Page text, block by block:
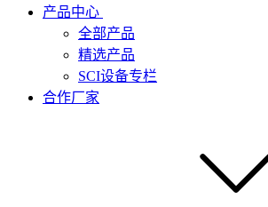
产品中心
全部产品
精选产品
SCI设备专栏
合作厂家